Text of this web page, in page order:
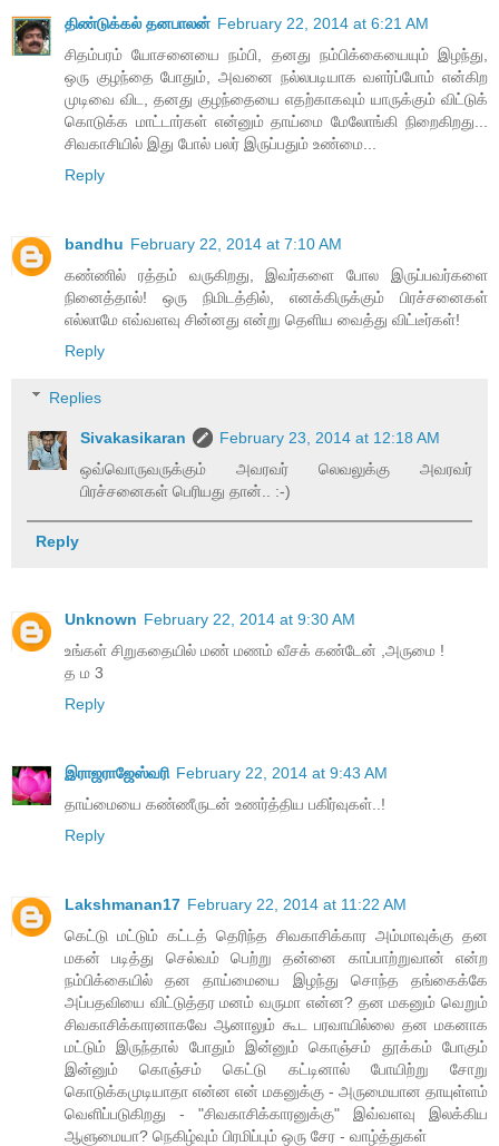
திண்டுக்கல் தனபாலன் February 22, 2014 at 6:21 AM
சிதம்பரம் யோசனையை நம்பி, தனது நம்பிக்கையையும் இழந்து,
ஒரு குழந்தை போதும், அவனை நல்லபடியாக வளர்ப்போம் என்கிற
முடிவை விட, தனது குழந்தையை எதற்காகவும் யாருக்கும் விட்டுக்
கொடுக்க மாட்டார்கள் என்னும் தாய்மை மேலோங்கி நிறைகிறது...
சிவகாசியில் இது போல் பலர் இருப்பதும் உண்மை...
Reply
bandhu February 22, 2014 at 7:10 AM
கண்ணில் ரத்தம் வருகிறது, இவர்களை போல இருப்பவர்களை
நினைத்தால்! ஒரு நிமிடத்தில், எனக்கிருக்கும் பிரச்சனைகள்
எல்லாமே எவ்வளவு சின்னது என்று தெளிய வைத்து விட்டீர்கள்!
Reply
Replies
Sivakasikaran
February 23, 2014 at 12:18 AM
ஒவ்வொருவருக்கும் அவரவர் லெவலுக்கு அவரவர்
பிரச்சனைகள் பெரியது தான்.. :-)
Reply
Unknown February 22, 2014 at 9:30 AM
உங்கள் சிறுகதையில் மண் மணம் வீசக் கண்டேன் ,அருமை !
த ம 3
Reply
இராஜராஜேஸ்வரி February 22, 2014 at 9:43 AM
தாய்மையை கண்ணீருடன் உணர்த்திய பகிர்வுகள்..!
Reply
Lakshmanan17 February 22, 2014 at 11:22 AM
கெட்டு மட்டும் கட்டத் தெரிந்த சிவகாசிக்கார அம்மாவுக்கு தன
மகன் படித்து செல்வம் பெற்று தன்னை காப்பாற்றுவான் என்ற
நம்பிக்கையில் தன தாய்மையை இழந்து சொந்த தங்கைக்கே
அப்பதவியை விட்டுத்தர மனம் வருமா என்ன? தன மகனும் வெறும்
சிவகாசிக்காரனாகவே ஆனாலும் கூட பரவாயில்லை தன மகனாக
மட்டும் இருந்தால் போதும் இன்னும் கொஞ்சம் தூக்கம் போகும்
இன்னும் கொஞ்சம் கெட்டு கட்டினால் போயிற்று சோறு
கொடுக்கமுடியாதா என்ன என் மகனுக்கு - அருமையான தாயுள்ளம்
வெளிப்படுகிறது - "சிவகாசிக்காரனுக்கு" இவ்வளவு இலக்கிய
ஆளுமையா? நெகிழ்வும் பிரமிப்பும் ஒரு சேர - வாழ்த்துகள்